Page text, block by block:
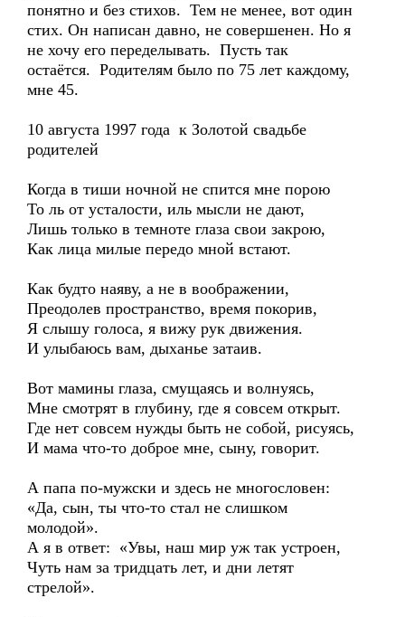
понятно и без стихов. Тем не менее, вот один
стих. Он написан давно, не совершенен. Но я
не хочу его переделывать. Пусть так
остаётся. Родителям было по 75 лет каждому,
мне 45.
10 августа 1997 года к Золотой свадьбе
родителей
Когда в тиши ночной не спится мне порою
То ль от усталости, иль мысли не дают,
Лишь только в темноте глаза свои закрою,
Как лица милые передо мной встают.
Как будто наяву, а не в воображении,
Преодолев пространство, время покорив,
Я слышу голоса, я вижу рук движения.
И улыбаюсь вам, дыханье затаив.
Вот мамины глаза, смущаясь и волнуясь,
Мне смотрят в глубину, где я совсем открыт.
Где нет совсем нужды быть не собой, рисуясь,
И мама что-то доброе мне, сыну, говорит.
А папа по-мужски и здесь не многословен:
«Да, сын, ты что-то стал не слишком
молодой».
А я в ответ: «Увы, наш мир уж так устроен,
Чуть нам за тридцать лет, и дни летят
стрелой».